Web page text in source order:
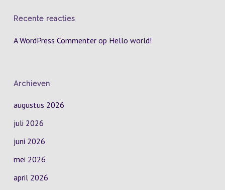
Recente reacties
A WordPress Commenterop Hello world!
Archieven
augustus 2026
juli 2026
juni 2026
mei 2026
april 2026